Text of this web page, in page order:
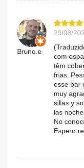
Bruno.e
29/08/
com
têm
frias.
esse bar
muy
sillas y
las
No
Espero